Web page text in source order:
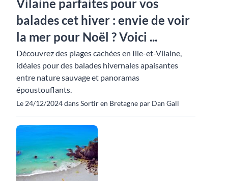
Vilaine parfaites pour vos
balades cet hiver : envie de voir
la mer pour Noël ? Voici ...
Découvrez des plages cachées en Ille-et-Vilaine,
idéales pour des balades hivernales apaisantes
entre nature sauvage et panoramas
époustouflants.
Le 24/12/2024 dans Sortir en Bretagne par Dan Gall